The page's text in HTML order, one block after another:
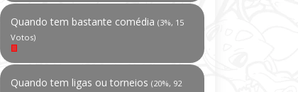
Quando tem bastante comédia (3%, 15
Votos)
Quando tem ligas ou torneios (20%, 92